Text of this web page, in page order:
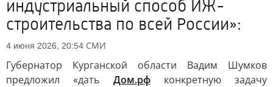
индустриальный способ ИЖ-
строительства по всей России»:
4 июня 2026, 20:54 СМИ
Губернатор Курганской области Вадим Шумков
предложил «дать Дом.рфконкретную задачу